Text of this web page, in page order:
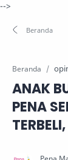
-->
Beranda
ANAK
PENA